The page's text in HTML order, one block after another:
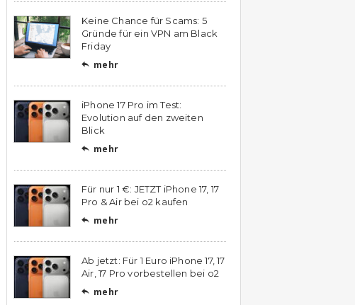
Keine Chance für Scams: 5
Gründe für ein VPN am Black
Friday
 mehr
iPhone 17 Pro im Test:
Evolution auf den zweiten
Blick
 mehr
Für nur 1 €: JETZT iPhone 17, 17
Pro & Air bei o2 kaufen
 mehr
Ab jetzt: Für 1 Euro iPhone 17, 17
Air, 17 Pro vorbestellen bei o2
 mehr